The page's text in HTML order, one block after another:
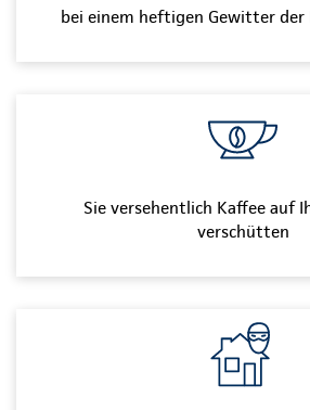
bei einem heftigen Gewitter der
Sie versehentlich Kaffee auf
verschütten